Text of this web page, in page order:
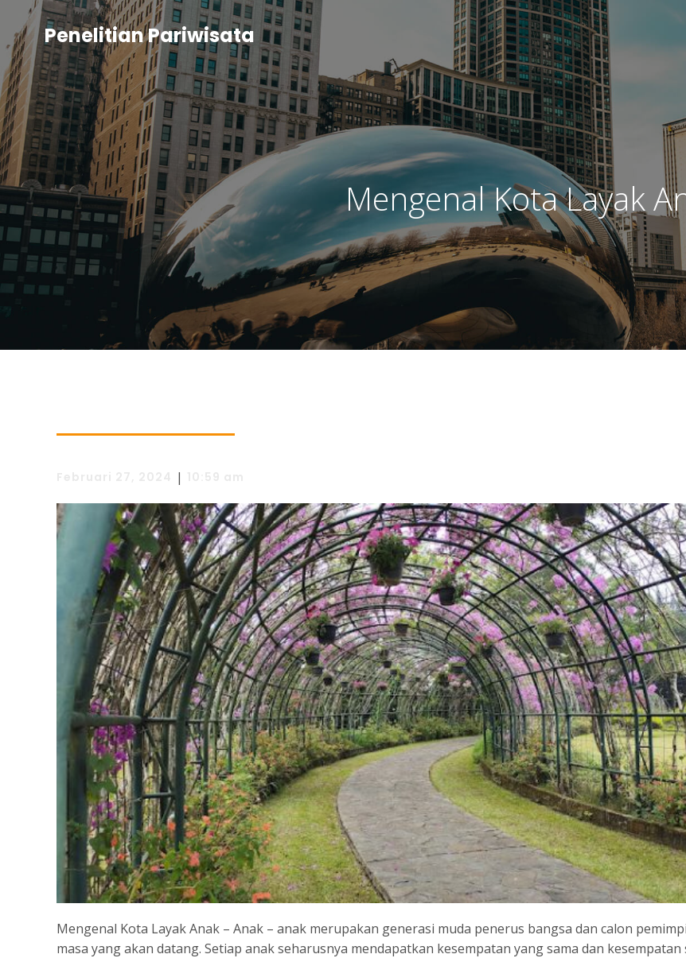
Penelitian Pariwisata
Mengenal Kota Layak
|
Mengenal Kota Layak Anak – Anak – anak merupakan generasi muda penerus bangsa dan calon
masa yang akan datang. Setiap anak seharusnya mendapatkan kesempatan yang sama dan kesempatan